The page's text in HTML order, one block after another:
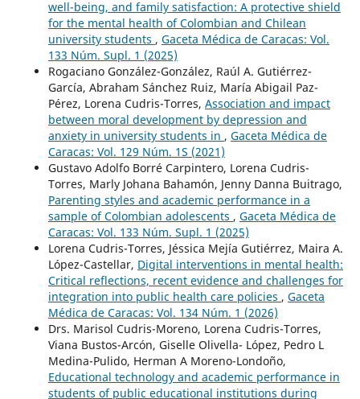
well-being, and family satisfaction: A protective shield
for the mental health of Colombian and Chilean
university students , Gaceta Médica de Caracas: Vol.
133 Núm. Supl. 1 (2025)
Rogaciano González-González, Raúl A. Gutiérrez-
García, Abraham Sánchez Ruiz, María Abigail Paz-
Pérez, Lorena Cudris-Torres, Association and impact
between moral development by depression and
anxiety in university students in , Gaceta Médica de
Caracas: Vol. 129 Núm. 1S (2021)
Gustavo Adolfo Borré Carpintero, Lorena Cudris-
Torres, Marly Johana Bahamón, Jenny Danna Buitrago,
Parenting styles and academic performance in a
sample of Colombian adolescents , Gaceta Médica de
Caracas: Vol. 133 Núm. Supl. 1 (2025)
Lorena Cudris-Torres, Jéssica Mejía Gutiérrez, Maira A.
López-Castellar, Digital interventions in mental health:
Critical reflections, recent evidence and challenges for
integration into public health care policies , Gaceta
Médica de Caracas: Vol. 134 Núm. 1 (2026)
Drs. Marisol Cudris-Moreno, Lorena Cudris-Torres,
Viana Bustos-Arcón, Giselle Olivella- López, Pedro L
Medina-Pulido, Herman A Moreno-Londoño,
Educational technology and academic performance in
students of public educational institutions during